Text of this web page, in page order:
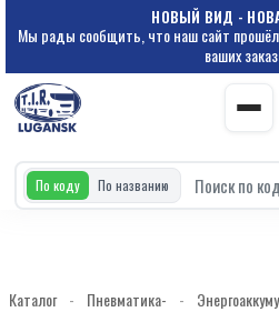
НОВЫЙ ВИД -
Мы рады сообщить, что наш сайт
ваших
По коду По названию
Каталог - Пневматика- -